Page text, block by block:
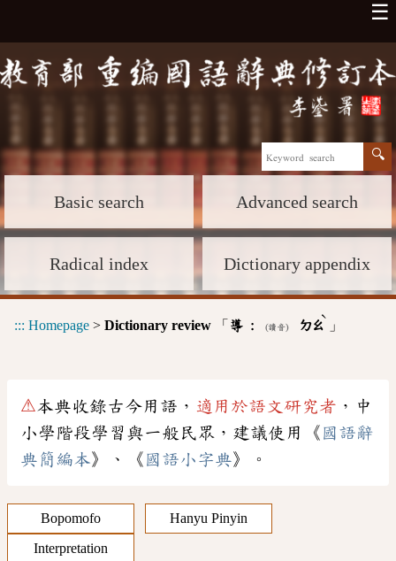
☰
Basic search Advanced search
Radical index Dictionary appendix
::: Homepage > Dictionary review 「 導 : (讀音) ㄉㄠ
ˋ
」
⚠本典收錄古今用語， 適用於語文研究者 ，中
小學階段學習與一般民眾，建議使用《 國語辭
典簡編本》、《 國語小字典》。
Bopomofo
Hanyu Pinyin
Interpretation